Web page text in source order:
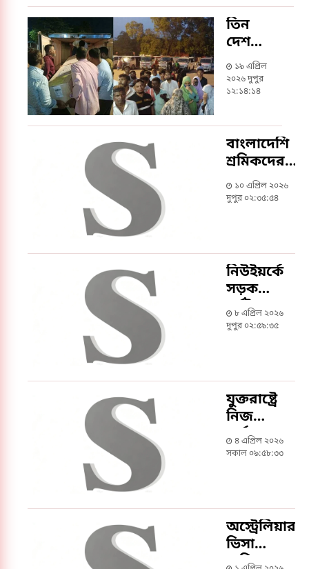
বন্ধের
দাবি
তিন
দেশ
থেকে
একদিনে
৩৪
মরদেহ
১৯ এপ্রিল
২০২৬ দুপুর
১২:১৪:১৪
বাংলাদেশি
শ্রমিকদের
জন্য
মালয়েশিয়ার
১০ এপ্রিল ২০২৬
দুপুর ০২:৩৫:৫৪
নিউইয়র্কে
সড়ক
দুর্ঘটনায়
তিন
৮ এপ্রিল ২০২৬
দুপুর ০২:৫৯:৩৫
যুক্তরাষ্ট্রে
নিজ
কর্মস্থলে
লক্ষ্মীপুরের
গ্রেপ্তার
৪ এপ্রিল ২০২৬
সকাল ০৯:৫৮:৩৩
অস্ট্রেলিয়ার
ভিসা
বাতিল